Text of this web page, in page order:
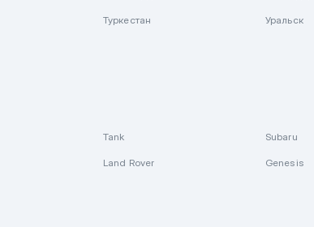
Туркестан Уральск
Tank Subaru
Land Rover Genesis